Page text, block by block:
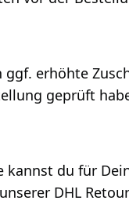
erhöhte
geprüft
du für
DHL